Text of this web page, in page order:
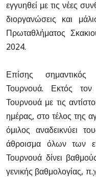
εγγυηθεί με τις νέες
διοργανώσεις και
Πρωταθλήματος
2024.
Επίσης
Τουρνουά. Εκτός
Τουρνουά με τις
ημέρας, στο τέλος της
όμιλος αναδεικνύει
άθροισμα όλων των
Τουρνουά δίνει
γενικής βαθμολογίας,